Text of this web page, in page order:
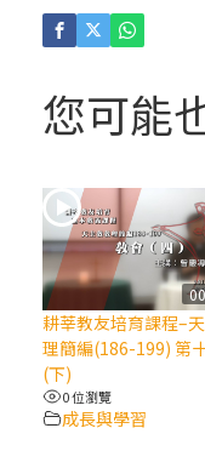
人相遇
(2)黃
越的
【信
樂多
您可能
耕莘教友培育課程–
理簡編(186-199) 第
(下)
0 位瀏覽
成長與學習